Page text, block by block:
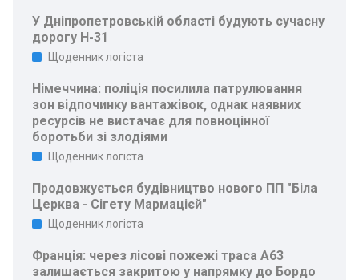
У Дніпропетровській області будують сучасну
дорогу Н-31
Щоденник логіста
Німеччина: поліція посилила патрулювання
зон відпочинку вантажівок, однак наявних
ресурсів не вистачає для повноцінної
боротьби зі злодіями
Щоденник логіста
Продовжується будівництво нового ПП "Біла
Церква - Сігету Мармацієй"
Щоденник логіста
Франція: через лісові пожежі траса A63
залишається закритою у напрямку до Бордо